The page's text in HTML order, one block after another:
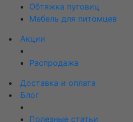
Обтяжка пуговиц
Мебель для питомцев
Акции
Распродажа
Доставка и оплата
Блог
Полезные статьи